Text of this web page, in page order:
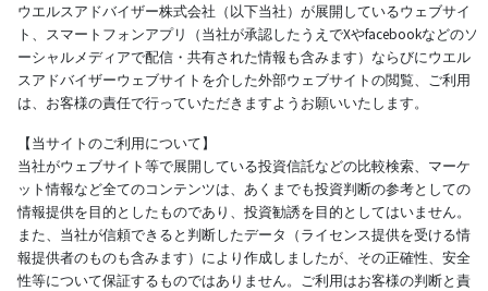
ウエルスアドバイザー株式会社（以下当社）が展開しているウェブサイ
ト、スマートフォンアプリ（当社が承認したうえでXやfacebookなどのソ
ーシャルメディアで配信・共有された情報も含みます）ならびにウエル
スアドバイザーウェブサイトを介した外部ウェブサイトの閲覧、ご利用
は、お客様の責任で行っていただきますようお願いいたします。
【当サイトのご利用について】
当社がウェブサイト等で展開している投資信託などの比較検索、マーケ
ット情報など全てのコンテンツは、あくまでも投資判断の参考としての
情報提供を目的としたものであり、投資勧誘を目的としてはいません。
また、当社が信頼できると判断したデータ（ライセンス提供を受ける情
報提供者のものも含みます）により作成しましたが、その正確性、安全
性等について保証するものではありません。ご利用はお客様の判断と責